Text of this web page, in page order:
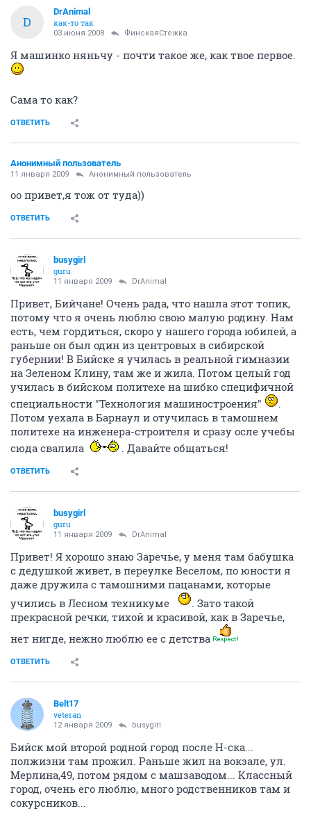
D
DrAnimal
как-то так
03 июня 2008 ФинскаяСтежка
Я машинко няньчу - почти такое же, как твое первое.
Сама то как?
ОТВЕТИТЬ
Анонимный пользователь
11 января 2009 Анонимный пользователь
оо привет,я тож от туда))
ОТВЕТИТЬ
busygirl
guru
11 января 2009 DrAnimal
Привет, Бийчане! Очень рада, что нашла этот топик,
потому что я очень люблю свою малую родину. Нам
есть, чем гордиться, скоро у нашего города юбилей, а
раньше он был один из центровых в сибирской
губернии! В Бийске я училась в реальной гимназии
на Зеленом Клину, там же и жила. Потом целый год
училась в бийском политехе на шибко специфичной
специальности "Технология машиностроения"
.
Потом уехала в Барнаул и отучилась в тамошнем
политехе на инженера-строителя и сразу осле учебы
сюда свалила
. Давайте общаться!
ОТВЕТИТЬ
busygirl
guru
11 января 2009 DrAnimal
Привет! Я хорошо знаю Заречье, у меня там бабушка
с дедушкой живет, в переулке Веселом, по юности я
даже дружила с тамошними пацанами, которые
учились в Лесном техникуме
. Зато такой
прекрасной речки, тихой и красивой, как в Заречье,
нет нигде, нежно люблю ее с детства
ОТВЕТИТЬ
Belt17
veteran
12 января 2009 busygirl
Бийск мой второй родной город после Н-ска...
полжизни там прожил. Раньше жил на вокзале, ул.
Мерлина,49, потом рядом с машзаводом... Классный
город, очень его люблю, много родственников там и
сокурсников...